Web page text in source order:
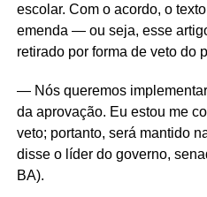
escolar. Com o acordo, o
emenda — ou seja, esse
retirado por forma de veto do
— Nós queremos
da aprovação. Eu estou me
veto; portanto, será mantido
disse o líder do governo,
BA).